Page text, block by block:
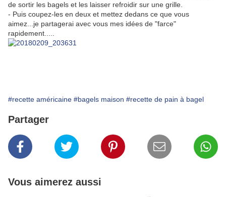
de sortir les bagels et les laisser refroidir sur une grille.
- Puis coupez-les en deux et mettez dedans ce que vous
aimez...je partagerai avec vous mes idées de "farce"
rapidement.....
#recette américaine #bagels maison #recette de pain à bagel
Partager
Vous aimerez aussi